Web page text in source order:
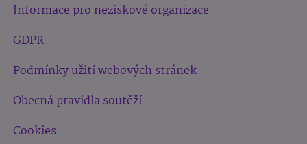
Informace pro neziskové organizace
GDPR
Podmínky užití webových stránek
Obecná pravidla soutěží
Cookies